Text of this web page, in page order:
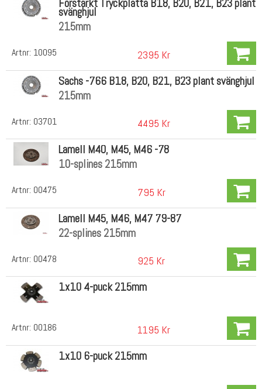
Artnr: 10095
Förstärkt Tryckplatta B18, B20, B21, B23 plant
svänghjul
215mm
2395 Kr
Artnr: 03701
Sachs -766 B18, B20, B21, B23 plant svänghjul
215mm
4495 Kr
Artnr: 00475
Lamell M40, M45, M46 -78
10-splines 215mm
795 Kr
Artnr: 00478
Lamell M45, M46, M47 79-87
22-splines 215mm
925 Kr
Artnr: 00186
1x10 4-puck 215mm
1195 Kr
1x10 6-puck 215mm